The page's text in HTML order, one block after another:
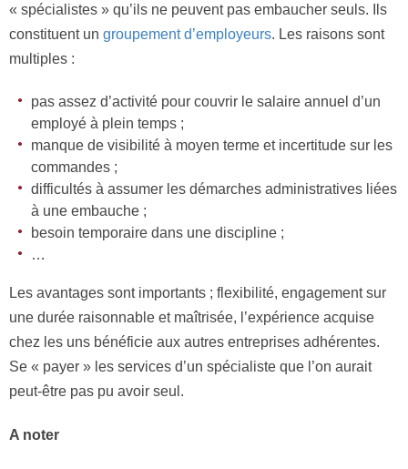
« spécialistes » qu’ils ne peuvent pas embaucher seuls. Ils
constituent un groupement d’employeurs. Les raisons sont
multiples :
pas assez d’activité pour couvrir le salaire annuel d’un
employé à plein temps ;
manque de visibilité à moyen terme et incertitude sur les
commandes ;
difficultés à assumer les démarches administratives liées
à une embauche ;
besoin temporaire dans une discipline ;
…
Les avantages sont importants ; flexibilité, engagement sur
une durée raisonnable et maîtrisée, l’expérience acquise
chez les uns bénéficie aux autres entreprises adhérentes.
Se « payer » les services d’un spécialiste que l’on aurait
peut-être pas pu avoir seul.
A noter